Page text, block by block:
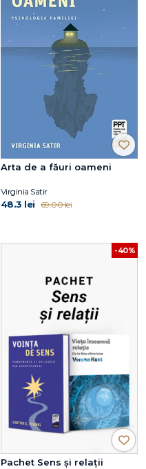
Arta de a făuri oameni
Virginia Satir
48.3 lei 69.00 lei
-40%
Pachet Sens și relații